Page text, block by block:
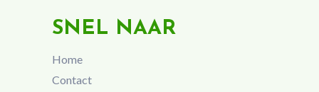
SNEL NAAR
Home
Contact